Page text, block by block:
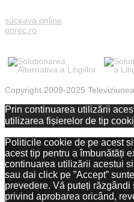
suceava.online
onrec.ro
Copyright 2009-2025
Prin continuarea utilizării
utilizarea fișierelor de tip
Politicile cookie de pe acest
acest tip pentru a îmbunătăți
continuarea utilizării acestui
sau dai click pe ”Accept”
prevedere. Vă puteți
privind aprobarea oricând,